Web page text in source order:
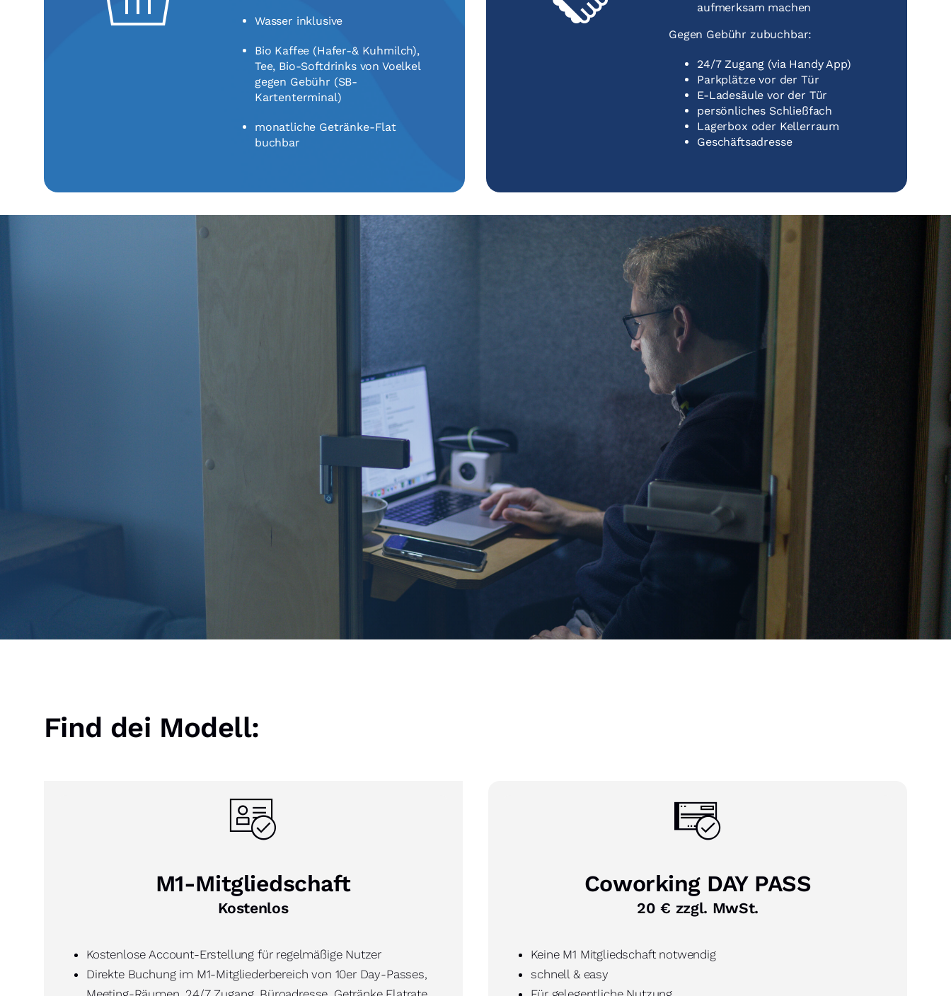
Wasser inklusive
Bio Kaffee (Hafer-& Kuhmilch),
Tee, Bio-Softdrinks von Voelkel
gegen Gebühr (SB-
Kartenterminal)
monatliche Getränke-Flat
buchbar
aufmerksam machen
Gegen Gebühr zubuchbar:
24/7 Zugang (via Handy App)
Parkplätze vor der Tür
E-Ladesäule vor der Tür
persönliches Schließfach
Lagerbox oder Kellerraum
Geschäftsadresse
Find dei Modell:
M1-Mitgliedschaft
Kostenlos
Kostenlose Account-Erstellung für regelmäßige Nutzer
Direkte Buchung im M1-Mitgliederbereich von 10er Day-Passes,
Coworking DAY PASS
20 € zzgl. MwSt.
Keine M1 Mitgliedschaft notwendig
schnell & easy